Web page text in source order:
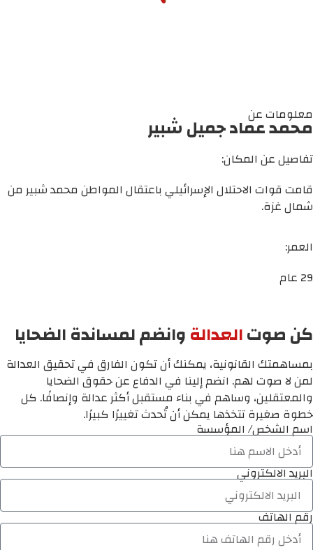
معلومات عن
محمد عماد جميل شبير
تفاصيل عن المكان:
قامت قوات الاحتلال الإسرائيلي باعتقال المواطن محمد شبير من
شمال غزة.
العمر:
29 عام
كن صوتالعدالةوانضم لمساندة الضحايا
بمساهمتك القانونية، يمكنك أن تكون الفارق في تحقيق العدالة
لمن لا صوت لهم. انضم إلينا في الدفاع عن حقوق الضحايا
والمعتقلين، وساهم في بناء مستقبل أكثر عدالة وإنصافًا. كل
خطوة صغيرة تتخذها يمكن أن تُحدث تغييرًا كبيرًا.
اسم الشخص/ المؤسسة
البريد الالكتروني
رقم الهاتف